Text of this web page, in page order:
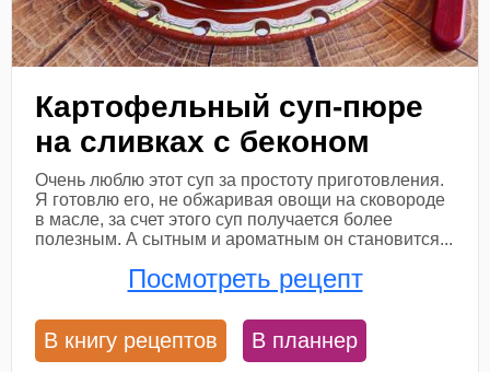
Картофельный суп-пюре
на сливках с беконом
Очень люблю этот суп за простоту приготовления.
Я готовлю его, не обжаривая овощи на сковороде
в масле, за счет этого суп получается более
полезным. А сытным и ароматным он становится...
Посмотреть рецепт
В книгу рецептов В планнер